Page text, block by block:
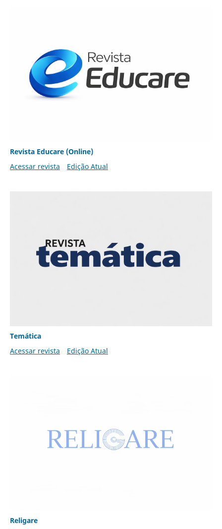
Revista Educare (Online)
Acessar revista
Edição Atual
Temática
Acessar revista
Edição Atual
Religare